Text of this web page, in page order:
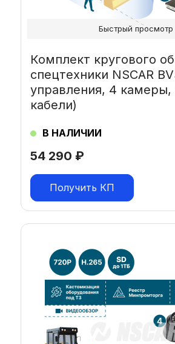
54 290 ₽
Комплект кругового
спецтехники NSCAR
управления, 4
кабели)
В НАЛИЧИИ
Получить КП
Быстрый просмотр